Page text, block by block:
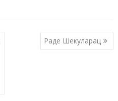
Раде Шекуларац